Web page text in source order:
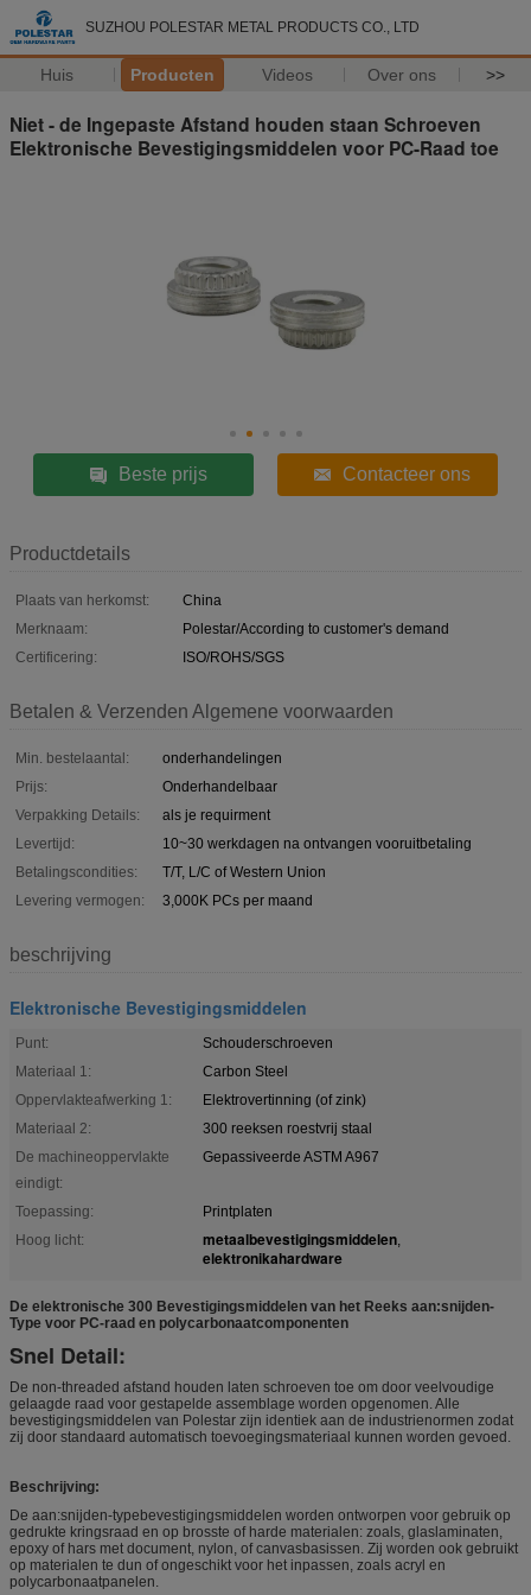
SUZHOU POLESTAR METAL PRODUCTS CO., LTD
Huis Producten Videos Over ons >>
Niet - de Ingepaste Afstand houden staan Schroeven
Elektronische Bevestigingsmiddelen voor PC-Raad toe
Beste prijs Contacteer ons
Productdetails
Plaats van herkomst:
China
Merknaam:
Polestar/According to customer's demand
Certificering:
ISO/ROHS/SGS
Betalen & Verzenden Algemene voorwaarden
Min. bestelaantal:
onderhandelingen
Prijs:
Onderhandelbaar
Verpakking Details:
als je requirment
Levertijd:
10~30 werkdagen na ontvangen vooruitbetaling
Betalingscondities:
T/T, L/C of Western Union
Levering vermogen:
3,000K PCs per maand
beschrijving
Elektronische Bevestigingsmiddelen
Punt:
Schouderschroeven
Materiaal 1:
Carbon Steel
Oppervlakteafwerking 1:
Elektrovertinning (of zink)
Materiaal 2:
300 reeksen roestvrij staal
De machineoppervlakte
eindigt:
Gepassiveerde ASTM A967
Toepassing:
Printplaten
Hoog licht:
metaalbevestigingsmiddelen,
elektronikahardware
De elektronische 300 Bevestigingsmiddelen van het Reeks aan:snijden-
Type voor PC-raad en polycarbonaatcomponenten
Snel Detail:
De non-threaded afstand houden laten schroeven toe om door veelvoudige
gelaagde raad voor gestapelde assemblage worden opgenomen. Alle
bevestigingsmiddelen van Polestar zijn identiek aan de industrienormen zodat
zij door standaard automatisch toevoegingsmateriaal kunnen worden gevoed.
Beschrijving:
De aan:snijden-typebevestigingsmiddelen worden ontworpen voor gebruik op
gedrukte kringsraad en op brosste of harde materialen: zoals, glaslaminaten,
epoxy of hars met document, nylon, of canvasbasissen. Zij worden ook gebruikt
op materialen te dun of ongeschikt voor het inpassen, zoals acryl en
polycarbonaatpanelen.